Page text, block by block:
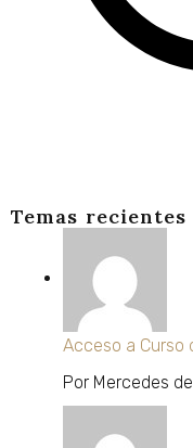
Temas recientes
Acceso a Curso
Por Mercedes